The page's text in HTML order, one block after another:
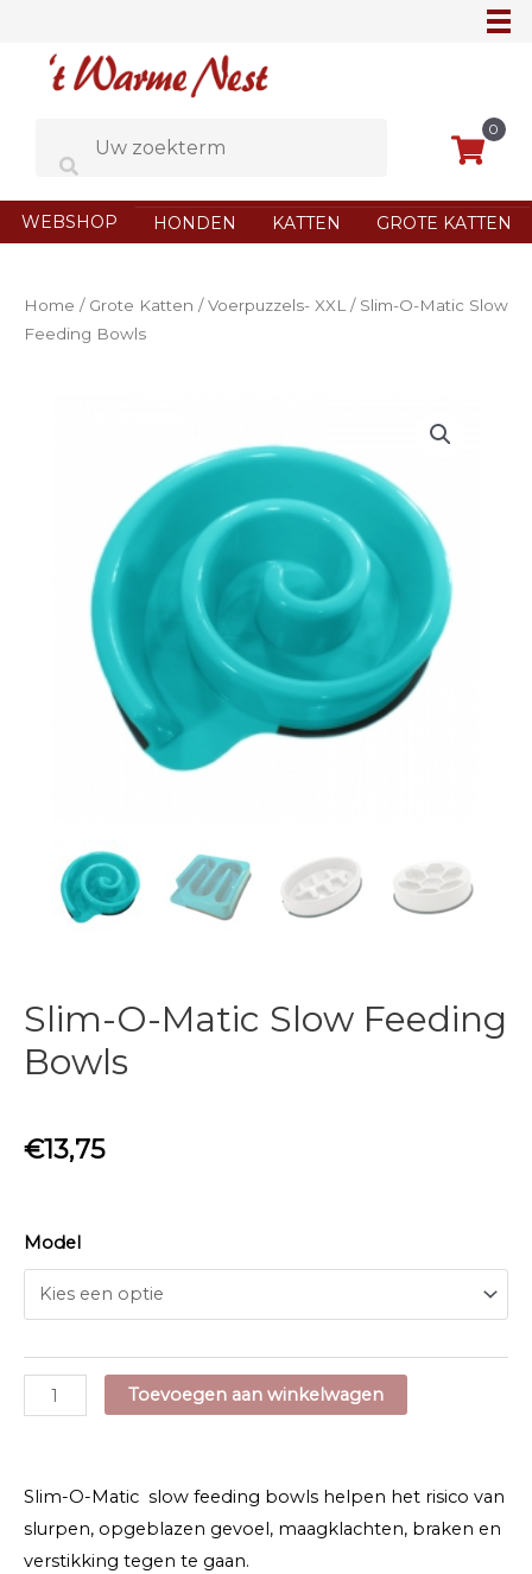
0
WEBSHOP HONDEN KATTEN GROTE KATTEN
Home / Grote Katten /Voerpuzzels- XXL / Slim-O-Matic Slow
Feeding Bowls
Slim-O-Matic Slow Feeding
Bowls
€13,75
Model
Slim-
O-
Slow
Feeding
Bowls
Toevoegen aan winkelwagen
Slim-O-Matic slow feeding bowls helpen het risico van
slurpen, opgeblazen gevoel, maagklachten, braken en
verstikking tegen te gaan.